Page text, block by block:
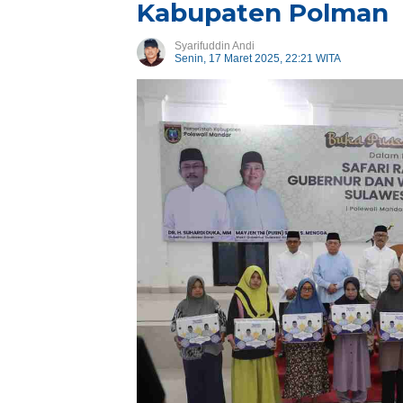
Kabupaten Polman
Syarifuddin Andi
Senin, 17 Maret 2025, 22:21 WITA